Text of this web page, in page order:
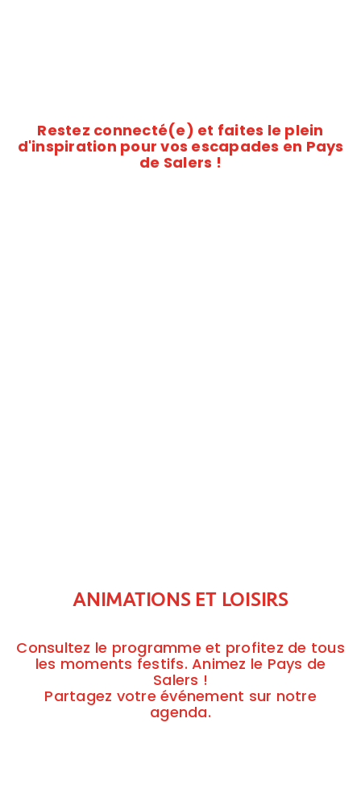
Restez connecté(e) et faites le plein
d'inspiration pour vos escapades en Pays
de Salers !
ANIMATIONS ET LOISIRS
Consultez le programme et profitez de tous
les moments festifs. Animez le Pays de
Salers !
Partagez votre événement sur notre
agenda.